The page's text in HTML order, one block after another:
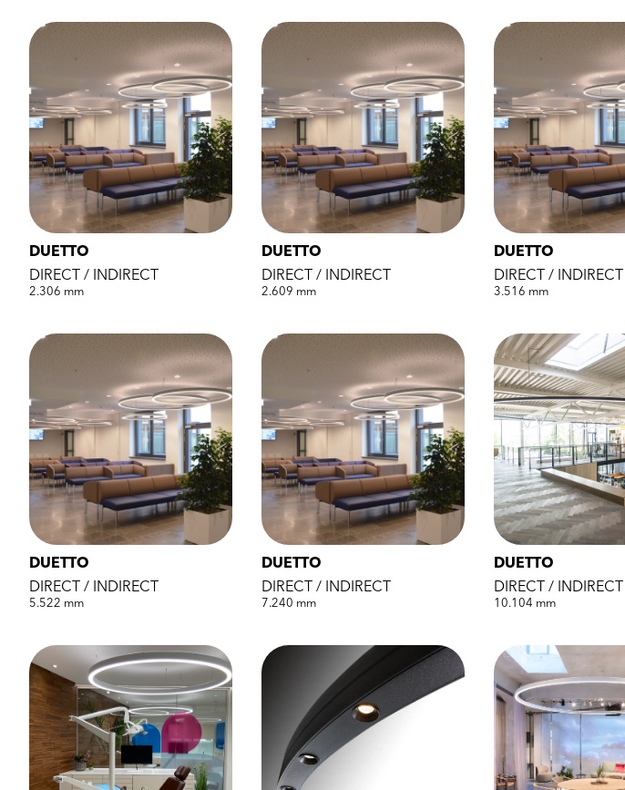
DUETTO
DIRECT / INDIRECT
2.306 mm
DUETTO
DIRECT / INDIRECT
2.609 mm
DUETTO
DIRECT / INDIRECT
3.516 mm
DUETTO
DIRECT / INDIRECT
5.522 mm
DUETTO
DIRECT / INDIRECT
7.240 mm
DUETTO
DIRECT / INDIRECT
10.104 mm